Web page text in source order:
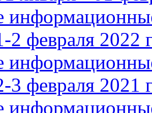
2 февраля 2022
3 февраля 2021